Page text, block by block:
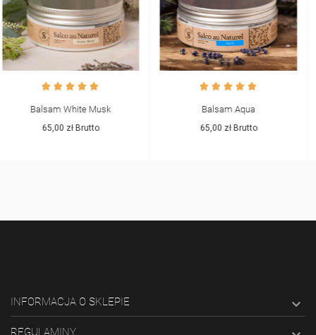
Balsam Aqua
65,00 złBrutto
Balsam Cranberry
65,00 złBrutto
INFORMACJA O SKLEPIE 
REGULAMINY